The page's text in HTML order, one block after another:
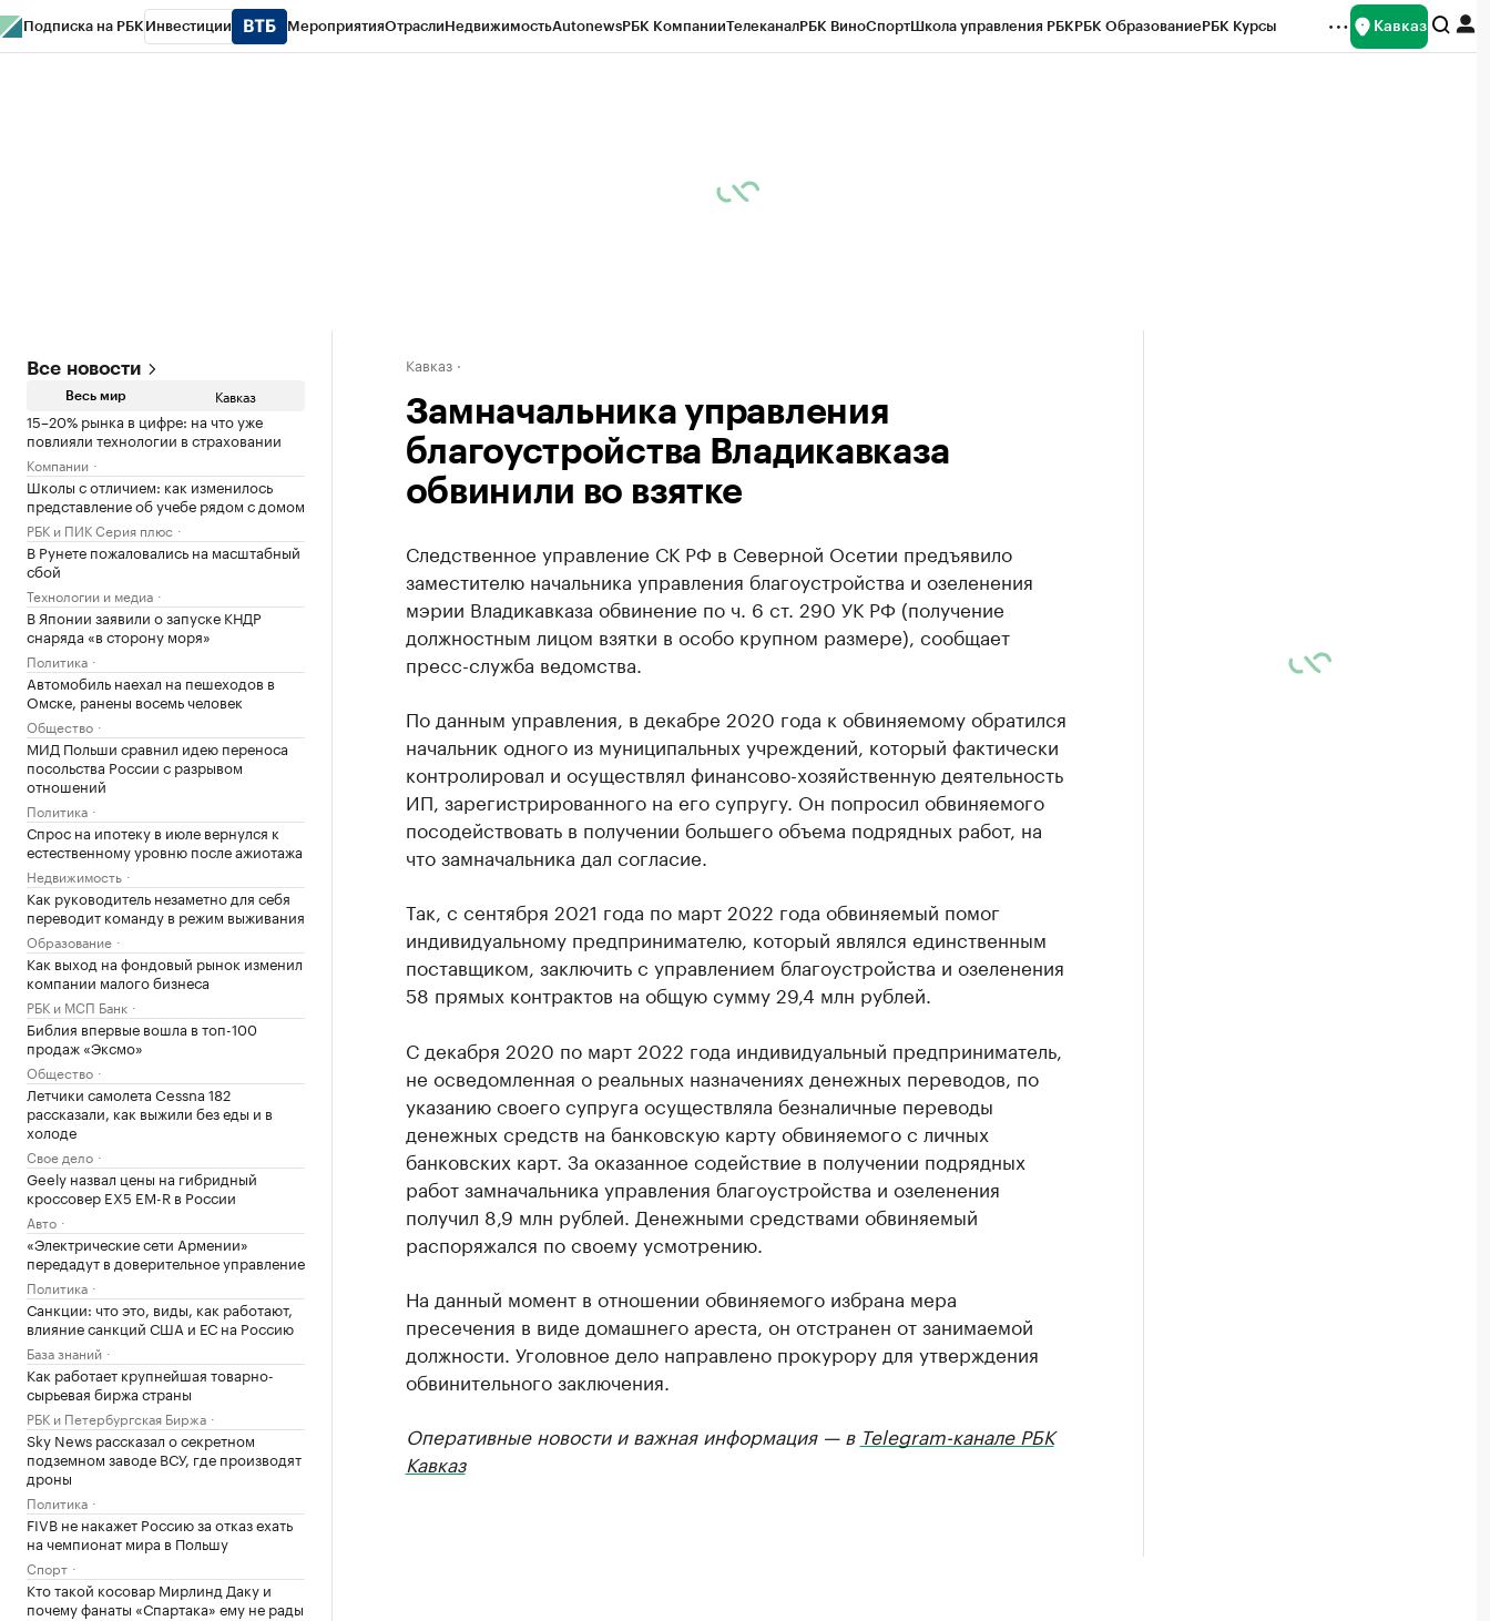
Подписка на РБК Инвестиции МероприятияОтраслиНедвижимостьAutonewsРБК КомпанииТелеканалРБК ВиноСпортШкола управления РБКРБК ОбразованиеРБК Курсы Кавказ
Все новости
Весь мир Кавказ
15–20% рынка в цифре: на что уже
повлияли технологии в страховании
Компании
Школы с отличием: как изменилось
представление об учебе рядом с домом
РБК и ПИК Серия плюс
В Рунете пожаловались на масштабный
сбой
Технологии и медиа
В Японии заявили о запуске КНДР
снаряда «в сторону моря»
Политика
Автомобиль наехал на пешеходов в
Омске, ранены восемь человек
Общество
МИД Польши сравнил идею переноса
посольства России с разрывом
отношений
Политика
Спрос на ипотеку в июле вернулся к
естественному уровню после ажиотажа
Недвижимость
Как руководитель незаметно для себя
переводит команду в режим выживания
Образование
Как выход на фондовый рынок изменил
компании малого бизнеса
РБК и МСП Банк
Библия впервые вошла в топ-100
продаж «Эксмо»
Общество
Летчики самолета Cessna 182
рассказали, как выжили без еды и в
холоде
Свое дело
Geely назвал цены на гибридный
кроссовер EX5 EM-R в России
Авто
«Электрические сети Армении»
передадут в доверительное управление
Политика
Санкции: что это, виды, как работают,
влияние санкций США и ЕС на Россию
База знаний
Как работает крупнейшая товарно-
сырьевая биржа страны
РБК и Петербургская Биржа
Sky News рассказал о секретном
подземном заводе ВСУ, где производят
дроны
Политика
FIVB не накажет Россию за отказ ехать
на чемпионат мира в Польшу
Спорт
Кто такой косовар Мирлинд Даку и
почему фанаты «Спартака» ему не рады
Кавказ
Замначальника управления
благоустройства Владикавказа
обвинили во взятке
Следственное управление СК РФ в Северной Осетии предъявило
заместителю начальника управления благоустройства и озеленения
мэрии Владикавказа обвинение по ч. 6 ст. 290 УК РФ (получение
должностным лицом взятки в особо крупном размере), сообщает
пресс-служба ведомства.
По данным управления, в декабре 2020 года к обвиняемому обратился
начальник одного из муниципальных учреждений, который фактически
контролировал и осуществлял финансово-хозяйственную деятельность
ИП, зарегистрированного на его супругу. Он попросил обвиняемого
посодействовать в получении большего объема подрядных работ, на
что замначальника дал согласие.
Так, с сентября 2021 года по март 2022 года обвиняемый помог
индивидуальному предпринимателю, который являлся единственным
поставщиком, заключить с управлением благоустройства и озеленения
58 прямых контрактов на общую сумму 29,4 млн рублей.
С декабря 2020 по март 2022 года индивидуальный предприниматель,
не осведомленная о реальных назначениях денежных переводов, по
указанию своего супруга осуществляла безналичные переводы
денежных средств на банковскую карту обвиняемого с личных
банковских карт. За оказанное содействие в получении подрядных
работ замначальника управления благоустройства и озеленения
получил 8,9 млн рублей. Денежными средствами обвиняемый
распоряжался по своему усмотрению.
На данный момент в отношении обвиняемого избрана мера
пресечения в виде домашнего ареста, он отстранен от занимаемой
должности. Уголовное дело направлено прокурору для утверждения
обвинительного заключения.
Оперативные новости и важная информация — в Telegram-канале РБК
Кавказ